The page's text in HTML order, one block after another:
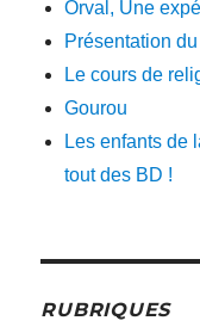
Orval, Une
Présentation
Le cours de
Gourou
Les enfants de
tout des BD !
RUBRIQUES